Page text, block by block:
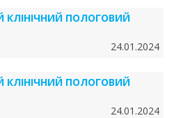
КЛІНІЧНИЙ ПОЛОГОВИЙ
24.01.2024
КЛІНІЧНИЙ ПОЛОГОВИЙ
24.01.2024